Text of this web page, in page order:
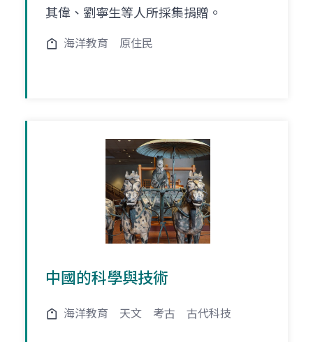
其偉、劉寧生等人所採集捐贈。
海洋教育 原住民
中國的科學與技術
海洋教育 天文 考古 古代科技